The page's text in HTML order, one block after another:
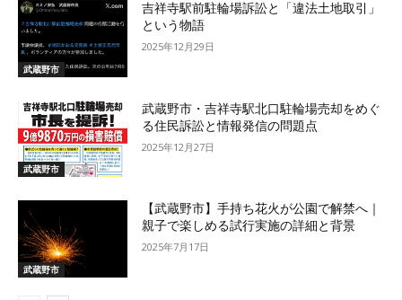
武蔵野市
吉祥寺駅前駐輪場訴訟と「違法土地取引」
という物語
2025年12月29日
武蔵野市
武蔵野市・吉祥寺駅北口駐輪場売却をめぐ
る住民訴訟と情報発信の問題点
2025年12月27日
武蔵野市
【武蔵野市】手持ち花火が公園で解禁へ｜
親子で楽しめる試行実施の詳細と背景
2025年7月17日